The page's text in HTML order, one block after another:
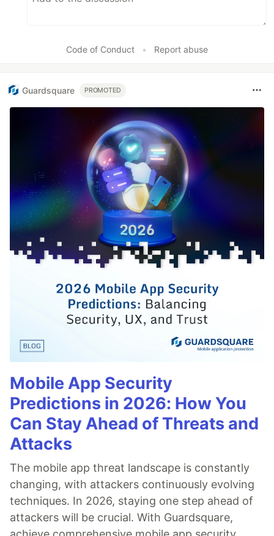
Code of Conduct • Report abuse
Guardsquare PROMOTED
Mobile App Security
Predictions in 2026: How You
Can Stay Ahead of Threats and
Attacks
The mobile app threat landscape is constantly
changing, with attackers continuously evolving
techniques. In 2026, staying one step ahead of
attackers will be crucial. With Guardsquare,